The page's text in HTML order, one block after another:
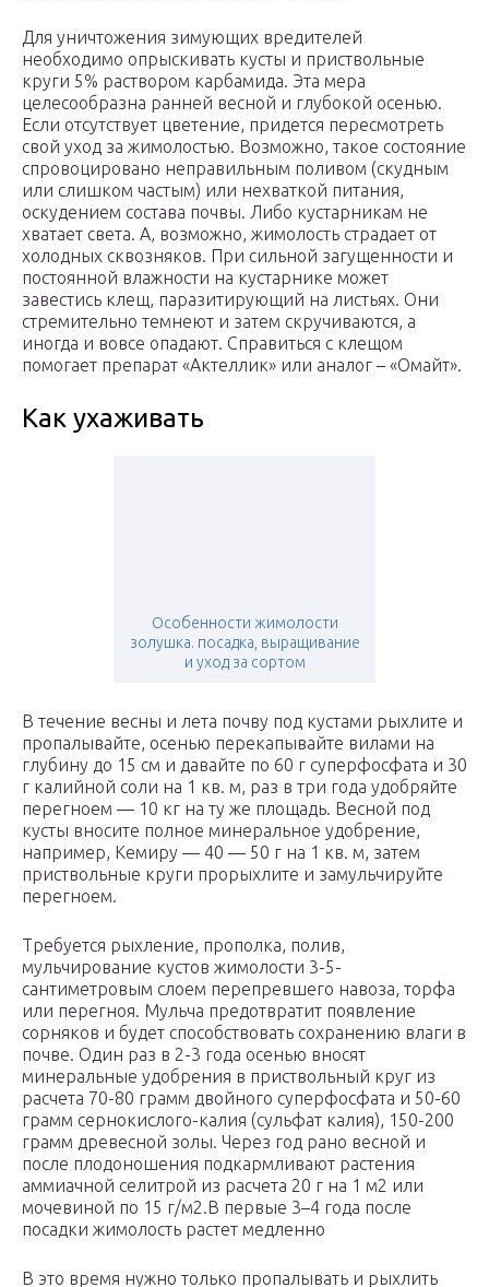
Для уничтожения зимующих вредителей
необходимо опрыскивать кусты и приствольные
круги 5% раствором карбамида. Эта мера
целесообразна ранней весной и глубокой осенью.
Если отсутствует цветение, придется пересмотреть
свой уход за жимолостью. Возможно, такое состояние
спровоцировано неправильным поливом (скудным
или слишком частым) или нехваткой питания,
оскудением состава почвы. Либо кустарникам не
хватает света. А, возможно, жимолость страдает от
холодных сквозняков. При сильной загущенности и
постоянной влажности на кустарнике может
завестись клещ, паразитирующий на листьях. Они
стремительно темнеют и затем скручиваются, а
иногда и вовсе опадают. Справиться с клещом
помогает препарат «Актеллик» или аналог – «Омайт».
Как ухаживать
Особенности жимолости
золушка. посадка, выращивание
и уход за сортом
В течение весны и лета почву под кустами рыхлите и
пропалывайте, осенью перекапывайте вилами на
глубину до 15 см и давайте по 60 г суперфосфата и 30
г калийной соли на 1 кв. м, раз в три года удобряйте
перегноем — 10 кг на ту же площадь. Весной под
кусты вносите полное минеральное удобрение,
например, Кемиру — 40 — 50 г на 1 кв. м, затем
приствольные круги прорыхлите и замульчируйте
перегноем.
Требуется рыхление, прополка, полив,
мульчирование кустов жимолости 3-5-
сантиметровым слоем перепревшего навоза, торфа
или перегноя. Мульча предотвратит появление
сорняков и будет способствовать сохранению влаги в
почве. Один раз в 2-3 года осенью вносят
минеральные удобрения в приствольный круг из
расчета 70-80 грамм двойного суперфосфата и 50-60
грамм сернокислого-калия (сульфат калия), 150-200
грамм древесной золы. Через год рано весной и
после плодоношения подкармливают растения
аммиачной селитрой из расчета 20 г на 1 м2 или
мочевиной по 15 г/м2.В первые 3–4 года после
посадки жимолость растет медленно
В это время нужно только пропалывать и рыхлить